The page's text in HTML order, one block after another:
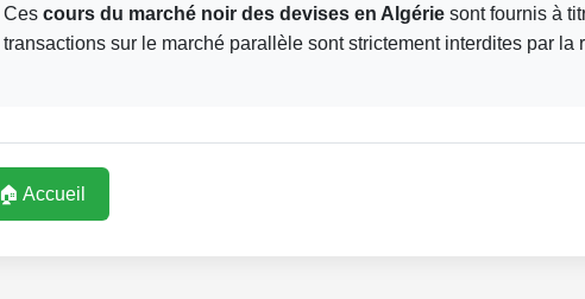
Ces cours du marché noir des devises en Algérie sont fournis à
transactions sur le marché parallèle sont strictement interdites par la
🏠 Accueil